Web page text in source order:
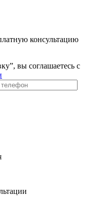
консультацию
вы соглашаетесь с